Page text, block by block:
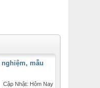
mẫu
Cập Nhật: Hôm Nay